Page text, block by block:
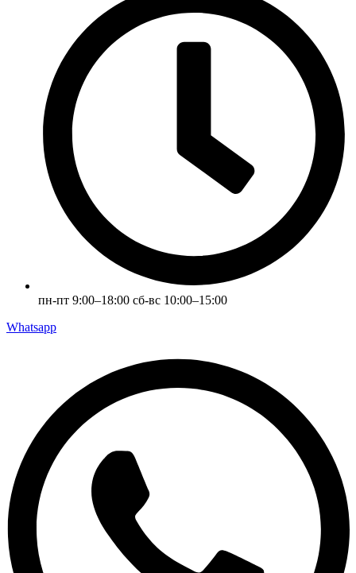
пн-пт 9:00–18:00 сб-вс 10:00–15:00
Whatsapp